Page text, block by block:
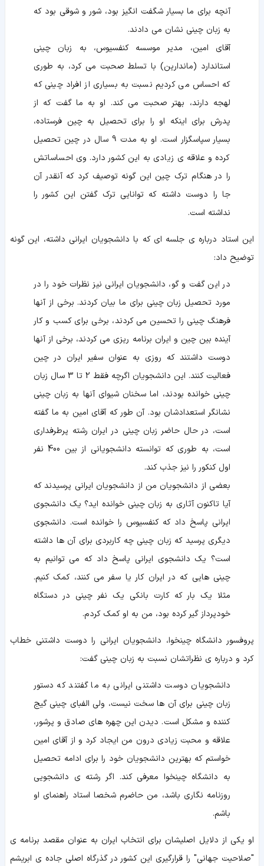
آنچه برای ما بسیار شگفت انگیز بود، شور و شوقی بود که
به زبان چینی نشان می دادند.
آقای امین، مدیر موسسه کنفسیوس، به زبان چینی
استاندارد (ماندارین) با تسلط صحبت می کرد، به طوری
که احساس می کردیم نسبت به بسیاری از افراد چینی که
لهجه دارند، بهتر صحبت می کند. او به ما گفت که از
پدرش برای اینکه او را برای تحصیل به چین فرستاده،
بسیار سپاسگزار است. او به مدت 9 سال در چین تحصیل
کرده و علاقه ی زیادی به این کشور دارد. وی احساساتش
را در هنگام ترک چین این گونه توصیف کرد که آنقدر آن
جا را دوست داشته که توانایی ترک گفتن این کشور را
نداشته است.
این استاد درباره ی جلسه ای که با دانشجویان ایرانی داشته، این گونه
توضیح داد:
در این گفت و گو، دانشجویان ایرانی نیز نظرات خود را در
مورد تحصیل زبان چینی برای ما بیان کردند. برخی از آنها
فرهنگ چینی را تحسین می کردند، برخی برای کسب و کار
آینده بین چین و ایران برنامه ریزی می کردند، برخی از آنها
دوست داشتند که روزی به عنوان سفیر ایران در چین
فعالیت کنند. این دانشجویان اگرچه فقط 2 تا 3 سال زبان
چینی خوانده بودند، اما سخنان شیوای آنها به زبان چینی
نشانگر استعدادشان بود. آن طور که آقای امین به ما گفته
است، در حال حاضر زبان چینی در ایران رشته پرطرفداری
است، به طوری که توانسته دانشجویانی از بین 400 نفر
اول کنکور را نیز جذب کند.
بعضی از دانشجویان من از دانشجویان ایرانی پرسیدند که
آیا تاکنون آثاری به زبان چینی خوانده اید؟ یک دانشجوی
ایرانی پاسخ داد که کنفسیوس را خوانده است. دانشجوی
دیگری پرسید که زبان چینی چه کاربردی برای آن ها داشته
است؟ یک دانشجوی ایرانی پاسخ داد که می توانیم به
چینی هایی که در ایران کار یا سفر می کنند، کمک کنیم.
مثلا یک بار که کارت بانکی یک نفر چینی در دستگاه
خودپرداز گیر کرده بود، من به او کمک کردم.
پروفسور دانشگاه چینخوا، دانشجویان ایرانی را دوست داشتنی خطاب
کرد و درباره ی نظراتشان نسبت به زبان چینی گفت:
دانشجویان دوست داشتنی ایرانی به ما گفتند که دستور
زبان چینی برای آن ها سخت نیست، ولی الفبای چینی گیج
کننده و مشکل است. دیدن این چهره های صادق و پرشور،
علاقه و محبت زیادی درون من ایجاد کرد و از آقای امین
خواستم که بهترین دانشجویان خود را برای ادامه تحصیل
به دانشگاه چینخوا معرفی کند. اگر رشته ی دانشجویی
روزنامه نگاری باشد، من حاضرم شخصا استاد راهنمای او
باشم.
او یکی از دلایل اصلیشان برای انتخاب ایران به عنوان مقصد برنامه ی
"صلاحیت جهانی" را قرارگیری این کشور در گذرگاه اصلی جاده ی ابریشم